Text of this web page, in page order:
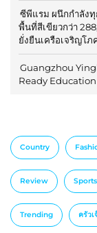
ซีพีแรม ผนึกกำลังทุ
พื้นที่สีเขียวกว่า
ยั่งยืนเครือเจริญโ
Guangzhou
Ready Education
Country
Review Sports
Trending ครัวเ